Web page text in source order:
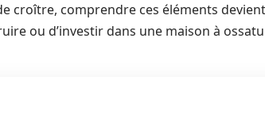
croître, comprendre ces éléments
ou d’investir dans une maison à